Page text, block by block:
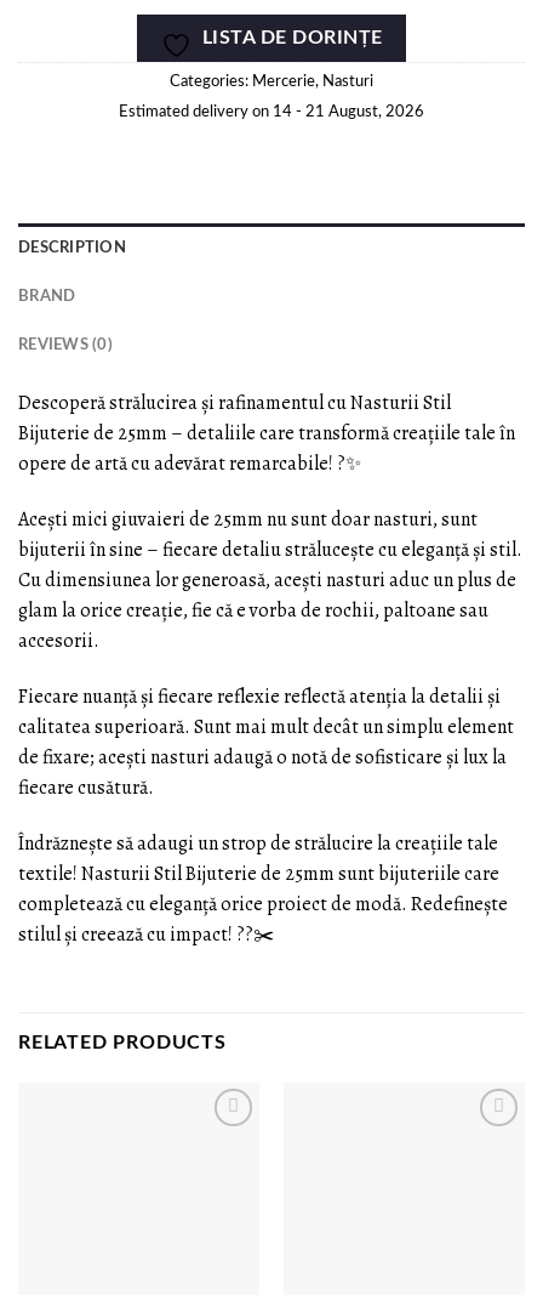
LISTA DE DORINȚE
Categories: Mercerie, Nasturi
Estimated delivery on 14 - 21 August, 2026
DESCRIPTION
BRAND
REVIEWS (0)
Descoperă strălucirea și rafinamentul cu Nasturii Stil
Bijuterie de 25mm – detaliile care transformă creațiile tale în
opere de artă cu adevărat remarcabile! ?✨
Acești mici giuvaieri de 25mm nu sunt doar nasturi, sunt
bijuterii în sine – fiecare detaliu strălucește cu eleganță și stil.
Cu dimensiunea lor generoasă, acești nasturi aduc un plus de
glam la orice creație, fie că e vorba de rochii, paltoane sau
accesorii.
Fiecare nuanță și fiecare reflexie reflectă atenția la detalii și
calitatea superioară. Sunt mai mult decât un simplu element
de fixare; acești nasturi adaugă o notă de sofisticare și lux la
fiecare cusătură.
Îndrăznește să adaugi un strop de strălucire la creațiile tale
textile! Nasturii Stil Bijuterie de 25mm sunt bijuteriile care
completează cu eleganță orice proiect de modă. Redefinește
stilul și creează cu impact! ??✂️
RELATED PRODUCTS